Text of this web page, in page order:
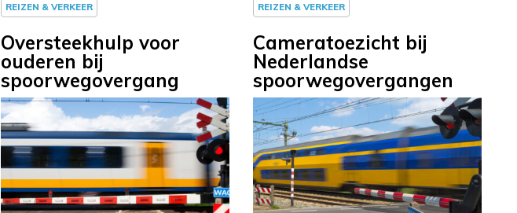
REIZEN & VERKEER
Oversteekhulp voor
ouderen bij
spoorwegovergang
REIZEN & VERKEER
Cameratoezicht bij
Nederlandse
spoorwegovergangen